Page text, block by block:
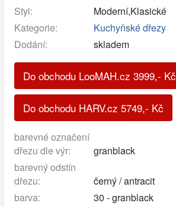
Styl:
Moderní,Klasické
Kategorie:
Kuchyňské dřezy
Dodání:
skladem
Do obchodu LooMAH.cz 3999,- Kč
Do obchodu HARV.cz 5749,- Kč
barevné označení
dřezu dle výr:
granblack
barevný odstín
dřezu:
černý / antracit
barva:
30 - granblack